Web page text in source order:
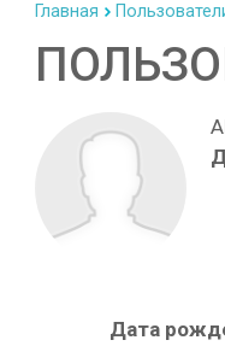
Главная
Дата